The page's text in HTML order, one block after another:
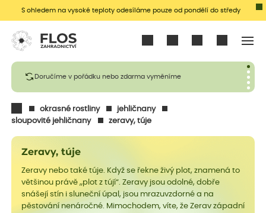
S ohledem na vysoké teploty odesíláme pouze od pondělí do středy
Doručíme v pořádku nebo zdarma vyměníme
okrasné rostliny
jehličnany
sloupovité jehličnany
zeravy, túje
Zeravy, túje
Zeravy nebo také túje. Když se řekne živý plot, znamená to
většinou právě „plot z tújí“. Zeravy jsou odolné, dobře
snášejí stín i sluneční úpal, jsou mrazuvzdorné a na
pěstování nenáročné. Mimochodem, víte, že Zerav západní